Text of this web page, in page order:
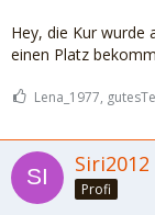
Hey, die Kur wurde
einen Platz
Lena_1977,
Siri2012
Profi